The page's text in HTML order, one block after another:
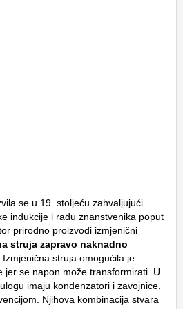
se u 19. stoljeću zahvaljujući
indukcije i radu znanstvenika poput
prirodno proizvodi izmjenični
struja zapravo naknadno
. Izmjenična struja omogućila je
jer se napon može transformirati. U
imaju kondenzatori i zavojnice,
Njihova kombinacija stvara